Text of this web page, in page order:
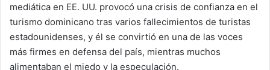
mediática en EE. UU. provocó una crisis de confianza en el
turismo dominicano tras varios fallecimientos de turistas
estadounidenses, y él se convirtió en una de las voces
más firmes en defensa del país, mientras muchos
alimentaban el miedo y la especulación.